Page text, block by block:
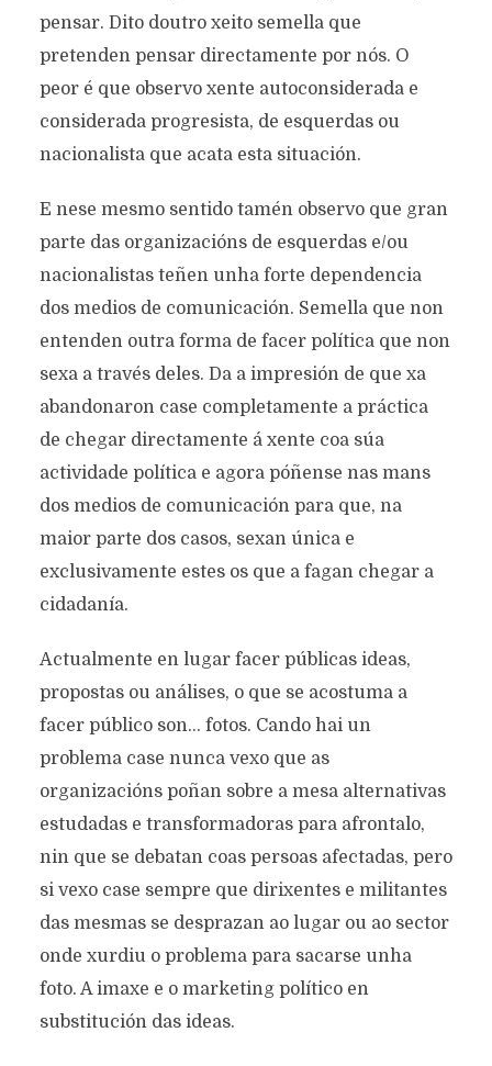
pensar. Dito doutro xeito semella que
pretenden pensar directamente por nós. O
peor é que observo xente autoconsiderada e
considerada progresista, de esquerdas ou
nacionalista que acata esta situación.
E nese mesmo sentido tamén observo que gran
parte das organizacións de esquerdas e/ou
nacionalistas teñen unha forte dependencia
dos medios de comunicación. Semella que non
entenden outra forma de facer política que non
sexa a través deles. Da a impresión de que xa
abandonaron case completamente a práctica
de chegar directamente á xente coa súa
actividade política e agora póñense nas mans
dos medios de comunicación para que, na
maior parte dos casos, sexan única e
exclusivamente estes os que a fagan chegar a
cidadanía.
Actualmente en lugar facer públicas ideas,
propostas ou análises, o que se acostuma a
facer público son… fotos. Cando hai un
problema case nunca vexo que as
organizacións poñan sobre a mesa alternativas
estudadas e transformadoras para afrontalo,
nin que se debatan coas persoas afectadas, pero
si vexo case sempre que dirixentes e militantes
das mesmas se desprazan ao lugar ou ao sector
onde xurdiu o problema para sacarse unha
foto. A imaxe e o marketing político en
substitución das ideas.